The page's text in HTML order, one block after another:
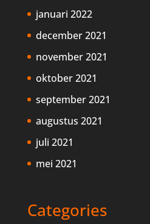
januari 2022
december 2021
november 2021
oktober 2021
september 2021
augustus 2021
juli 2021
mei 2021
Categories